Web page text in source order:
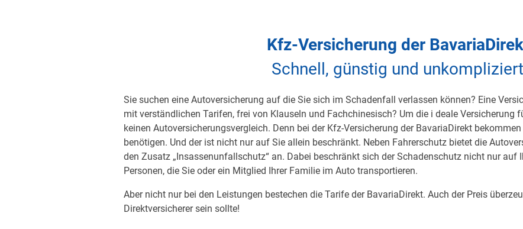
Kfz-Versicherung der
Schnell, günstig und unkompliziert
Sie suchen eine Autoversicherung auf die Sie sich im Schadenfall verlassen können? Eine
mit verständlichen Tarifen, frei von Klauseln und Fachchinesisch? Um die i deale Versicherung
keinen Autoversicherungsvergleich. Denn bei der Kfz-Versicherung der BavariaDirekt
benötigen. Und der ist nicht nur auf Sie allein beschränkt. Neben Fahrerschutz bietet die
den Zusatz „Insassenunfallschutz“ an. Dabei beschränkt sich der Schadenschutz nicht nur auf
Personen, die Sie oder ein Mitglied Ihrer Familie im Auto transportieren.
Aber nicht nur bei den Leistungen bestechen die Tarife der BavariaDirekt. Auch der Preis
Direktversicherer sein sollte!